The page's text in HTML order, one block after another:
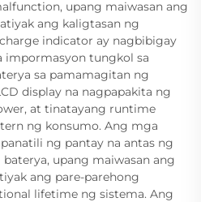
upang maiwasan ang
ang kaligtasan ng
indicator ay nagbibigay
impormasyon tungkol sa
sa pamamagitan ng
display na nagpapakita ng
at tinatayang runtime
ng konsumo. Ang mga
ng pantay na antas ng
upang maiwasan ang
ang pare-parehong
lifetime ng sistema. Ang